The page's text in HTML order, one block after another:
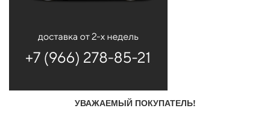
УВАЖАЕМЫЙ ПОКУПАТЕЛЬ!